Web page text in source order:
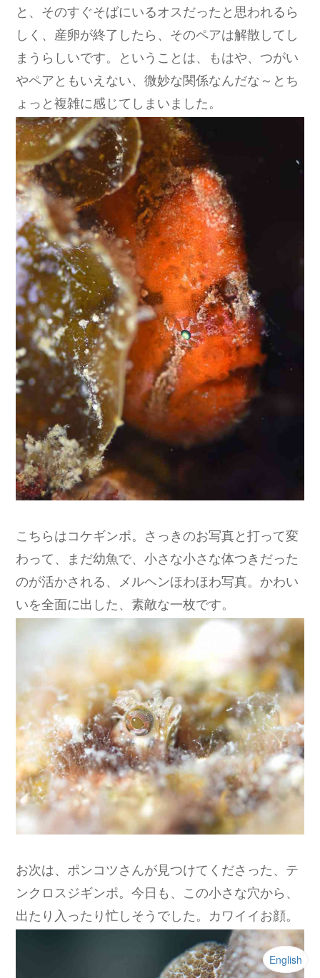
と、そのすぐそばにいるオスだったと思われるら
しく、産卵が終了したら、そのペアは解散してし
まうらしいです。ということは、もはや、つがい
やペアともいえない、微妙な関係なんだな～とち
ょっと複雑に感じてしまいました。
こちらはコケギンポ。さっきのお写真と打って変
わって、まだ幼魚で、小さな小さな体つきだった
のが活かされる、メルヘンほわほわ写真。かわい
いを全面に出した、素敵な一枚です。
お次は、ポンコツさんが見つけてくださった、テ
ンクロスジギンポ。今日も、この小さな穴から、
出たり入ったり忙しそうでした。カワイイお顔。
English